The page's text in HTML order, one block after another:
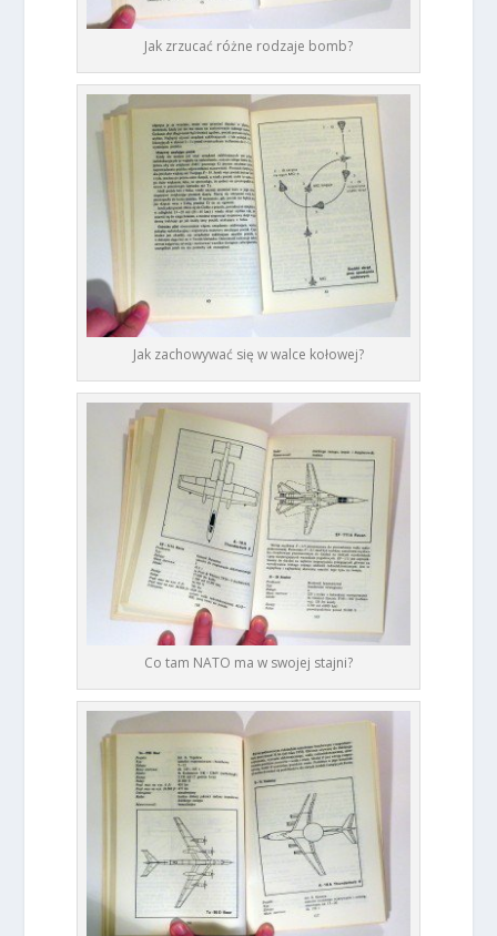
Jak zrzucać różne rodzaje bomb?
Jak zachowywać się w walce kołowej?
Co tam NATO ma w swojej stajni?